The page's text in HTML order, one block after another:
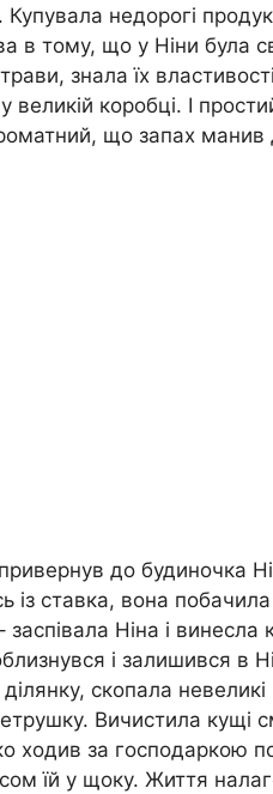
недорогі
в тому, що у Ніни була
знала їх
коробці. І
що запах манив
до будиночка
із ставка, вона
заспівала Ніна і
і залишився в
скопала
Вичистила кущі
ходив за господаркою
їй у щоку. Життя